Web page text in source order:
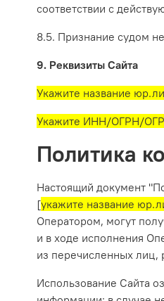
соответствии с
8.5. Признание судом
9. Реквизиты Сайта
Укажите название
Укажите ИНН/ОГРН/
Политика
Настоящий документ
[укажите название
Оператором, могут
и в ходе исполнения
из перечисленных лиц,
Использование Сайта